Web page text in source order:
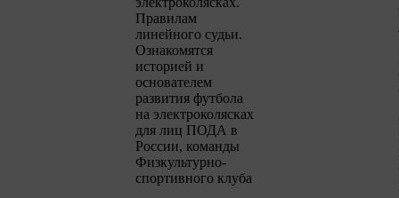
Правилам
линейного судьи.
Ознакомятся
историей и
основателем
развития футбола
на электроколясках
для лиц ПОДА в
России, команды
Физкультурно-
спортивного клуба